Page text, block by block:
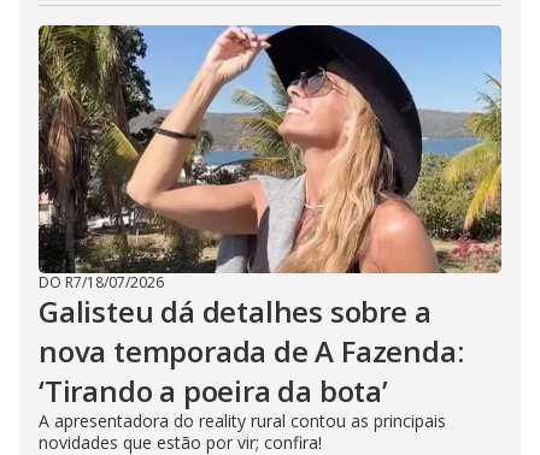
DO R7/18/07/2026
Galisteu dá detalhes sobre a
nova temporada de A Fazenda:
‘Tirando a poeira da bota’
A apresentadora do reality rural contou as principais
novidades que estão por vir; confira!